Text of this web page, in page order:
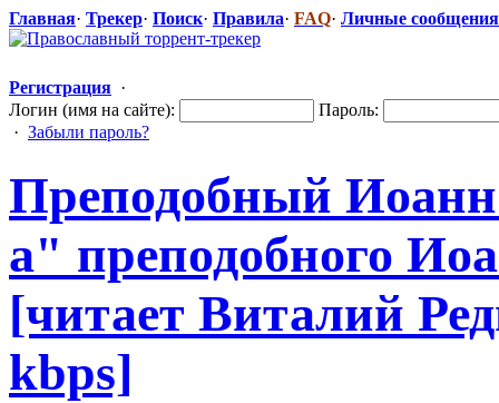
Главная· Трекер· Поиск· Правила· FAQ· Личные сообщения
Регистрация ·
Логин (имя на сайте):
Пароль:
· Забыли пароль?
Преподобный
а" преподобного
[читает Виталий
kbps]